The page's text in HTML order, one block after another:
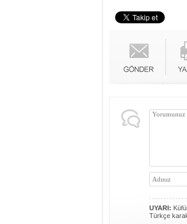
UYARI:
Türkçe